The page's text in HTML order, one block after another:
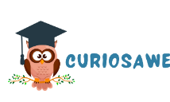
contenido